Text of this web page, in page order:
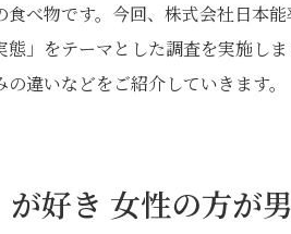
べ物です。今回、株式会社日本
」をテーマとした調査を実施し
違いなどをご紹介していきます。
好き 女性の方が